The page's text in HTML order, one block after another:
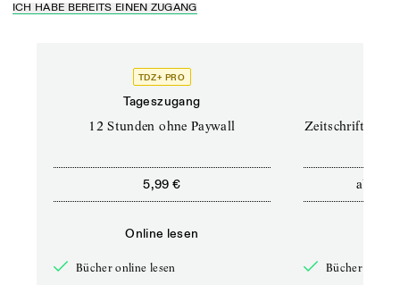
ICH HABE BEREITS EINEN ZUGANG
TDZ+ PRO
Tageszugang
12 Stunden ohne Paywall
5,99 €
Online lesen
Bücher online lesen
Zeitschriften
ab
Bücher online